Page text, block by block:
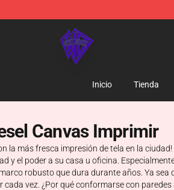
- Official WhistlinDiesel Merchandise
Inicio Tienda
Canvas Imprimir
la más fresca impresión de tela en la
y el poder a su casa u oficina.
robusto que dura durante años. Ya
vez. ¿Por qué conformarse con